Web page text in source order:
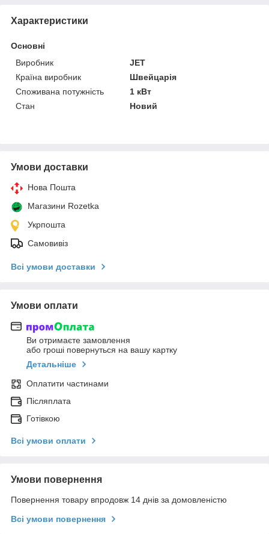
Характеристики
Основні
Виробник
JET
Країна виробник
Швейцарія
Споживана потужність
1 кВт
Стан
Новий
Умови доставки
Нова Пошта
Магазини Rozetka
Укрпошта
Самовивіз
Всі умови доставки
Умови оплати
Ви отримаєте замовлення
або гроші повернуться на вашу картку
Детальніше
Оплатити частинами
Післяплата
Готівкою
Всі умови оплати
Умови повернення
Повернення товару впродовж 14 днів за домовленістю
Всі умови повернення